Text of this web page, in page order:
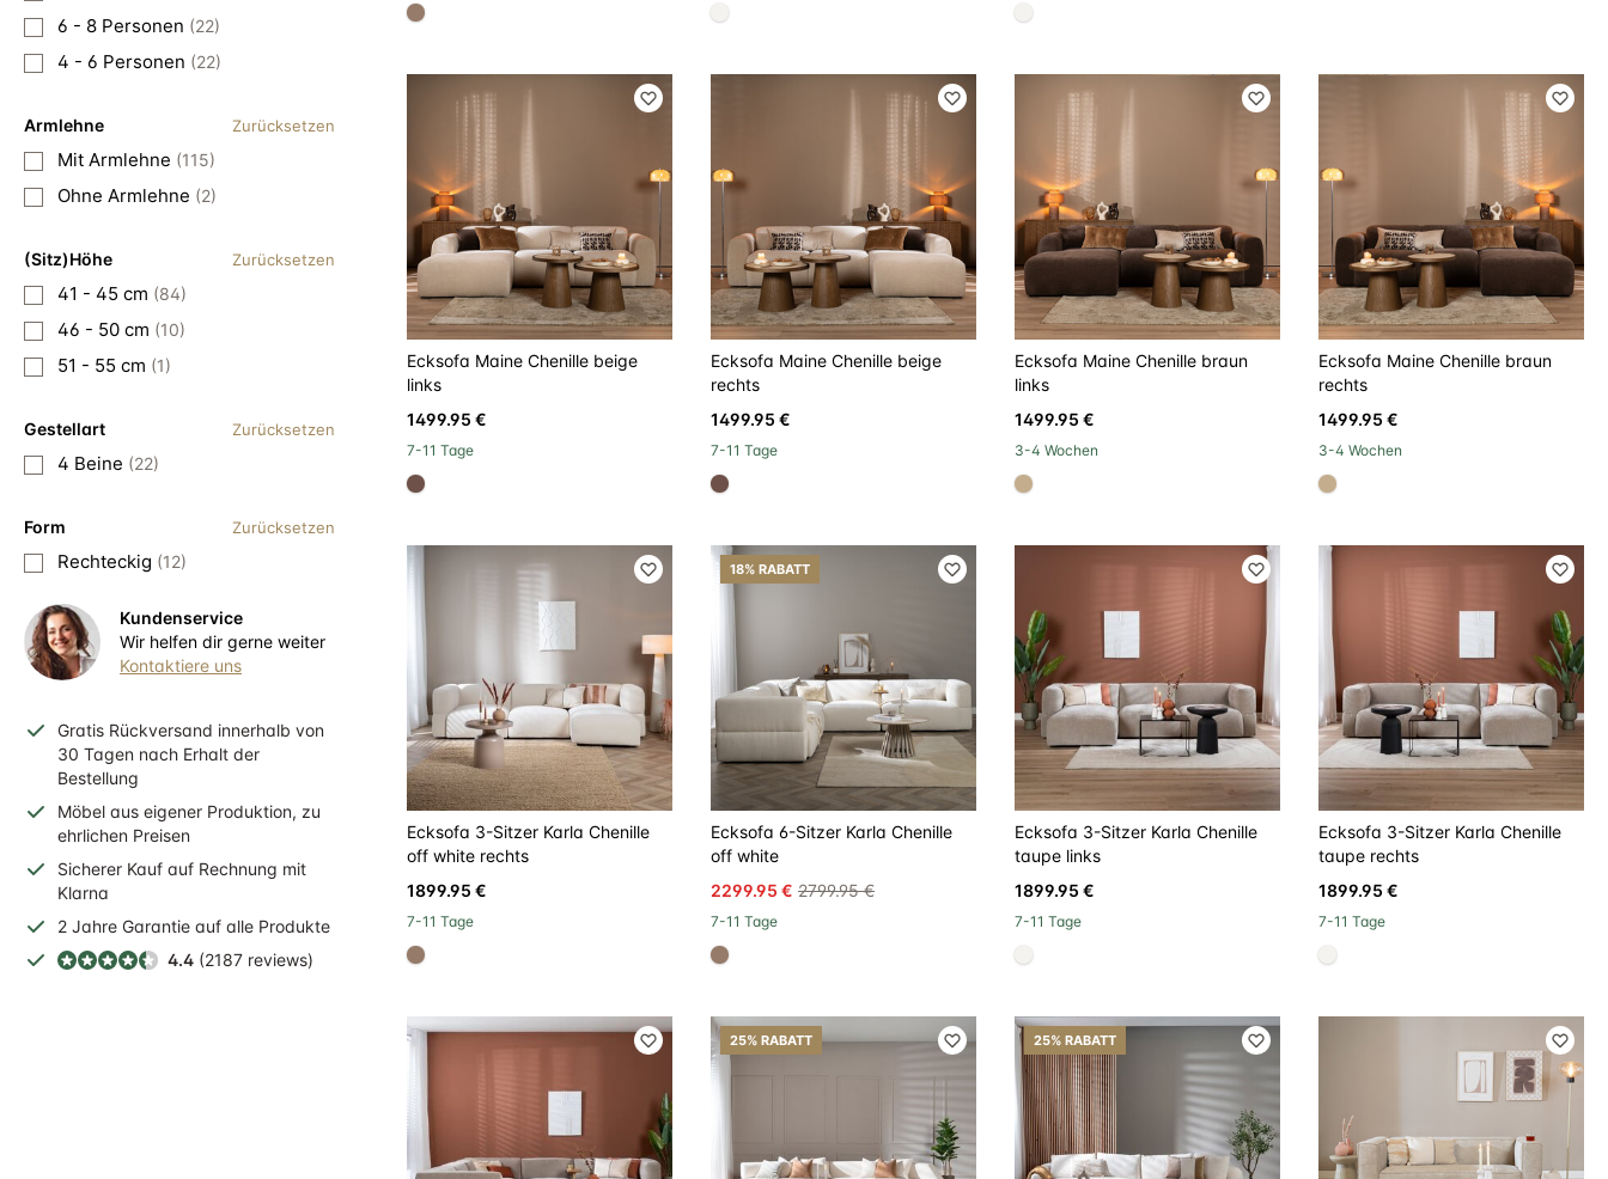
6 - 8 Personen (22)
4 - 6 Personen (22)
Armlehne Zurücksetzen
Mit Armlehne (115)
Ohne Armlehne (2)
(Sitz)Höhe Zurücksetzen
41 - 45 cm (84)
46 - 50 cm (10)
51 - 55 cm (1)
Gestellart Zurücksetzen
4 Beine (22)
Form Zurücksetzen
Rechteckig (12)
Kundenservice
Wir helfen dir gerne weiter
Kontaktiere uns
Gratis Rückversand innerhalb von
30 Tagen nach Erhalt der
Bestellung
Möbel aus eigener Produktion, zu
ehrlichen Preisen
Sicherer Kauf auf Rechnung mit
Klarna
2 Jahre Garantie auf alle Produkte
4.4 (2187 reviews)
#967b6a #f5f3ef #f5f3ef
Ecksofa Maine Chenille beige
links
1499.95 €
7-11 Tage
#6e5148
Ecksofa Maine Chenille beige
rechts
1499.95 €
7-11 Tage
#6e5148
Ecksofa Maine Chenille braun
links
1499.95 €
3-4 Wochen
#c4ad8d
Ecksofa Maine Chenille braun
rechts
1499.95 €
3-4 Wochen
#c4ad8d
Ecksofa 3-Sitzer Karla Chenille
off white rechts
1899.95 €
7-11 Tage
#967b6a
18% RABATT
Ecksofa 6-Sitzer Karla Chenille
off white
2299.95 € 2799.95 €
7-11 Tage
#967b6a
Ecksofa 3-Sitzer Karla Chenille
taupe links
1899.95 €
7-11 Tage
#f5f3ef
Ecksofa 3-Sitzer Karla Chenille
taupe rechts
1899.95 €
7-11 Tage
#f5f3ef
25% RABATT 25% RABATT